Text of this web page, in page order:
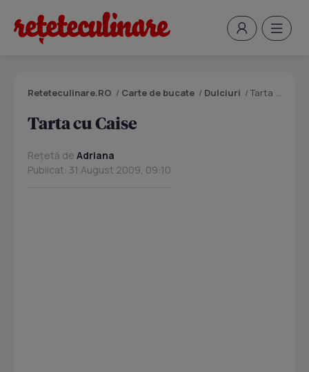
Reteteculinare.RO / Carte de bucate / Dulciuri /Tarta cu Caise
Tarta cu Caise
Rețetă de Adriana
Publicat: 31 August 2009, 09:10